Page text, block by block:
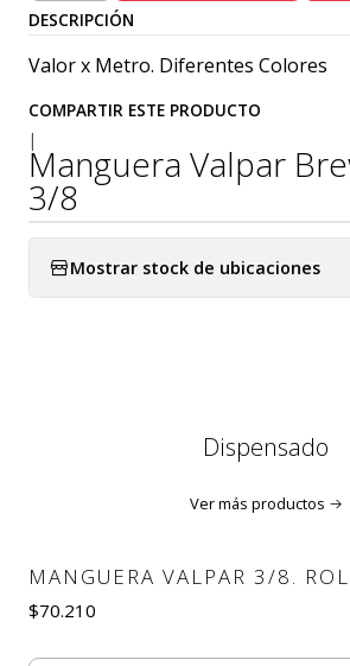
DESCRIPCIÓN
Valor x Metro. Diferentes Colores
COMPARTIR ESTE PRODUCTO
|
Manguera Valpar
3/8
Mostrar stock de ubicaciones
Dispensado
Ver más productos
MANGUERA VALPAR 3/8.
$70.210